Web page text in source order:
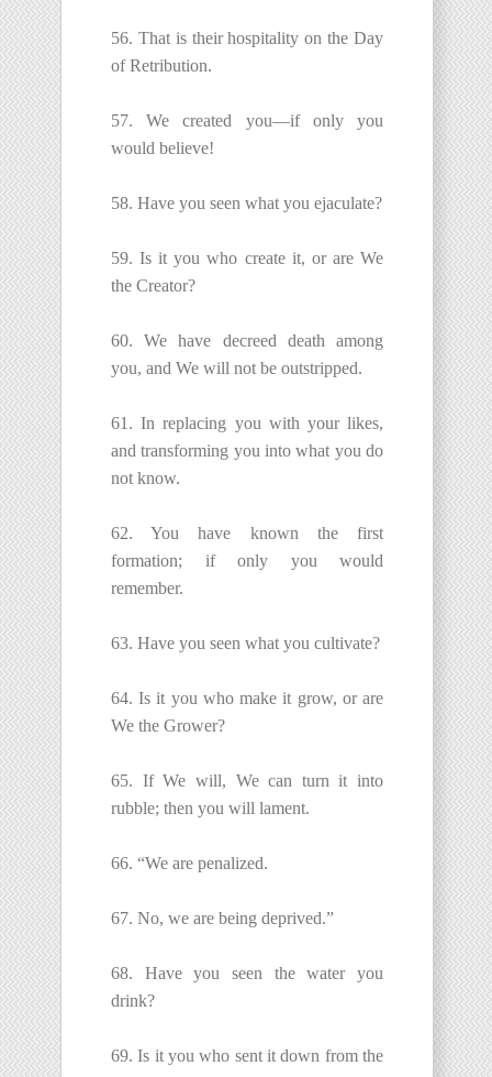
56. That is their hospitality on the Day
of Retribution.
57. We created you—if only you
would believe!
58. Have you seen what you ejaculate?
59. Is it you who create it, or are We
the Creator?
60. We have decreed death among
you, and We will not be outstripped.
61. In replacing you with your likes,
and transforming you into what you do
not know.
62. You have known the first
formation; if only you would
remember.
63. Have you seen what you cultivate?
64. Is it you who make it grow, or are
We the Grower?
65. If We will, We can turn it into
rubble; then you will lament.
66. “We are penalized.
67. No, we are being deprived.”
68. Have you seen the water you
drink?
69. Is it you who sent it down from the